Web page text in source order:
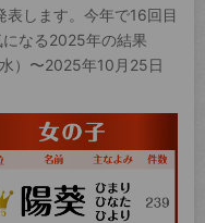
表します。今年で16回目
なる2025年の結果
）〜2025年10月25日